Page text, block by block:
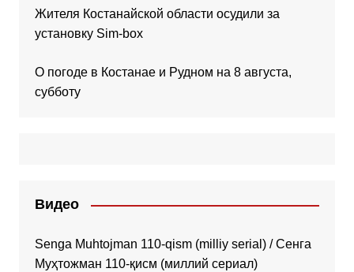
Жителя Костанайской области осудили за
установку Sim-box
О погоде в Костанае и Рудном на 8 августа,
субботу
Видео
Senga Muhtojman 110-qism (milliy serial) / Сенга
Муҳтожман 110-қисм (миллий сериал)